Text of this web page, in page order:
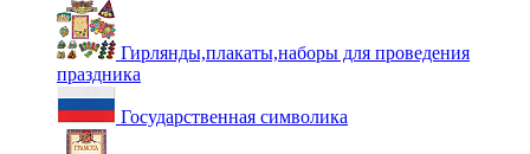
Гирлянды,плакаты,наборы для проведения
праздника
Государственная символика